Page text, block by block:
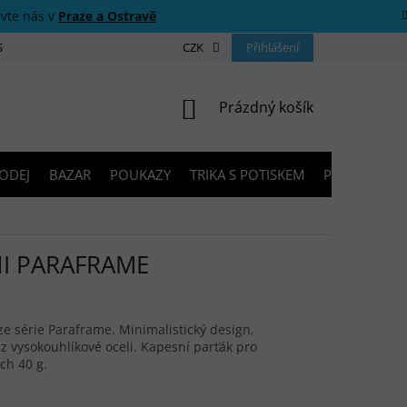
nás v Praze a Ostravě
PRODEJNY KONTAKTY
CZK Přihlášení
NÁKUPNÍ KOŠÍK
Prázdný košík
BAZAR POUKAZY TRIKA S POTISKEM PŮJČOVNA
PARAFRAME
série Paraframe. Minimalistický design,
vysokouhlíkové oceli. Kapesní parťák pro
40 g.